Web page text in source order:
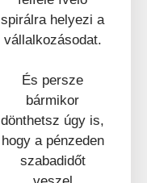
spirálra helyezi a
vállalkozásodat.
És persze
bármikor
dönthetsz úgy is,
hogy a pénzeden
szabadidőt